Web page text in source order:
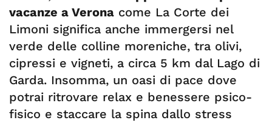
vacanze a Verona come La Corte dei
Limoni significa anche immergersi nel
verde delle colline moreniche, tra olivi,
cipressi e vigneti, a circa 5 km dal Lago di
Garda. Insomma, un oasi di pace dove
potrai ritrovare relax e benessere psico-
fisico e staccare la spina dallo stress